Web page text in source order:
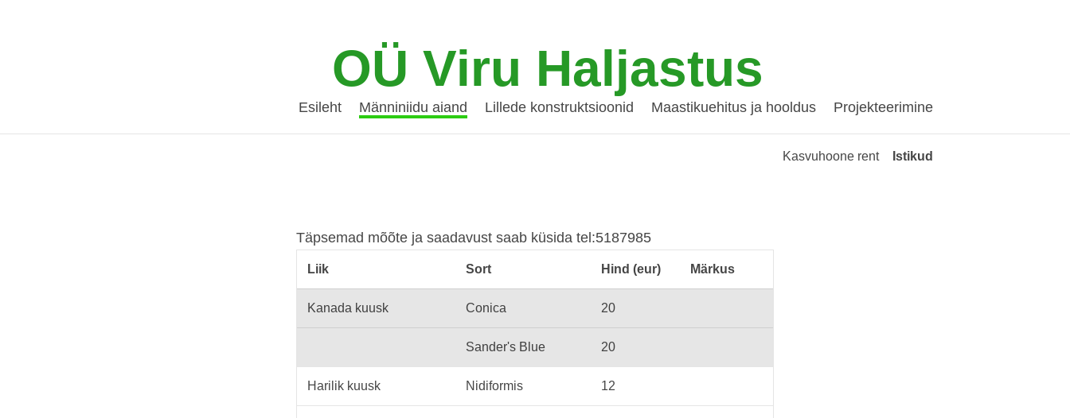
OÜ Viru Haljastus
Esileht Männiniidu aiand Lillede konstruktsioonid Maastikuehitus ja hooldus Projekteerimine
Kasvuhoone rent Istikud
Täpsemad mõõte ja saadavust saab küsida tel:5187985
Liik Sort Hind (eur) Märkus
Kanada kuusk Conica 20
Sander's Blue 20
Harilik kuusk Nidiformis 12